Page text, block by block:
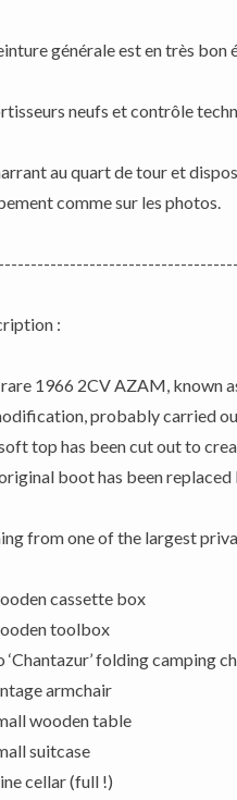
générale est en très bon
neufs et contrôle
au quart de tour et
comme sur les photos.
:
1966 2CV AZAM, known
probably carried
top has been cut out to
boot has been
from one of the largest
cassette box
toolbox
‘Chantazur’ folding camping
armchair
wooden table
suitcase
cellar (full !)